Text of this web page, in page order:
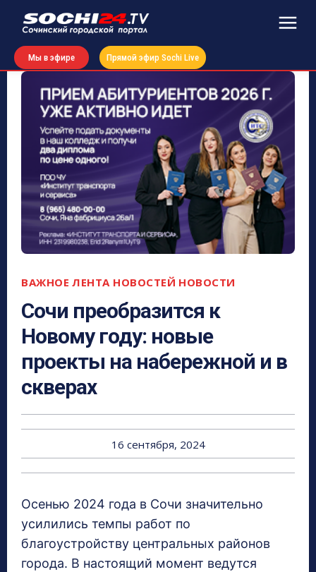
Мы в эфире Прямой эфир Sochi Live
ВАЖНОЕ ЛЕНТА НОВОСТЕЙ НОВОСТИ
Сочи преобразится к
Новому году: новые
проекты на набережной и в
скверах
16 сентября, 2024
Осенью 2024 года в Сочи значительно
усилились темпы работ по
благоустройству центральных районов
города. В настоящий момент ведутся